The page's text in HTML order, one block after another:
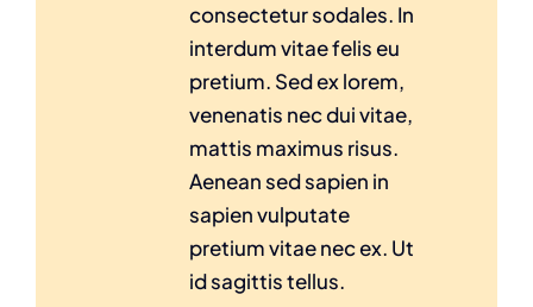
consectetur sodales. In
interdum vitae felis eu
pretium. Sed ex lorem,
venenatis nec dui vitae,
mattis maximus risus.
Aenean sed sapien in
sapien vulputate
pretium vitae nec ex. Ut
id sagittis tellus.